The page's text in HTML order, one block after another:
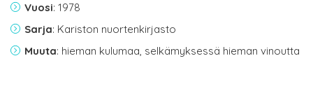
Vuosi: 1978
Sarja: Kariston nuortenkirjasto
Muuta: hieman kulumaa, selkämyksessä hieman vinoutta